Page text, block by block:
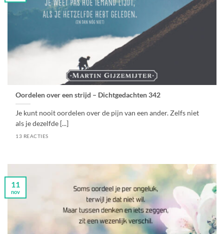
Oordelen over een strijd – Dichtgedachten 342
Je kunt nooit oordelen over de pijn van een ander. Zelfs niet
als je dezelfde [...]
13 REACTIES
11
nov